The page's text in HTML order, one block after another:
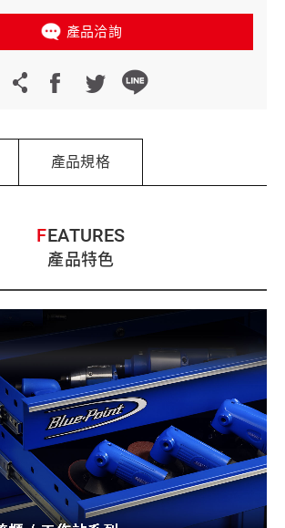
產品洽詢
產品規格
FEATURES
產品特色